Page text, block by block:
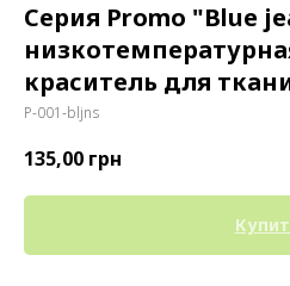
Серия Promo "Blue
краситель для
P-001-bljns
135,00 грн